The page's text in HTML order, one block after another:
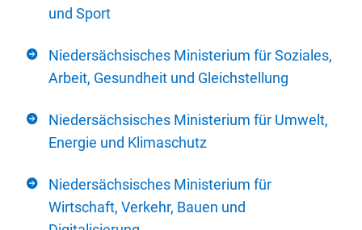
und Sport
Niedersächsisches Ministerium für Soziales,
Arbeit, Gesundheit und Gleichstellung
Niedersächsisches Ministerium für Umwelt,
Energie und Klimaschutz
Niedersächsisches Ministerium für
Wirtschaft, Verkehr, Bauen und